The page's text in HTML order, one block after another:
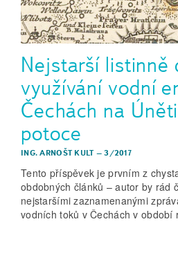
Nejstarší listinně
využívání vodní
Čechách na
potoce
ING. ARNOŠT KULT–3/2017
Tento příspěvek je prvním z
obdobných článků – autor by rád
nejstaršími zaznamenanými
vodních toků v Čechách v období